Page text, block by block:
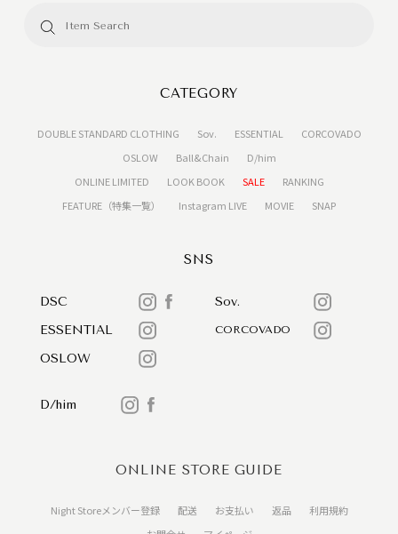
CATEGORY
DOUBLE STANDARD CLOTHING Sov. ESSENTIAL
CORCOVADO
OSLOW
Ball&Chain
D/him
ONLINE LIMITED
LOOK BOOK SALE
RANKING
FEATURE（特集一覧）
Instagram LIVE MOVIE SNAP
SNS
DSC
Sov.
ESSENTIAL
CORCOVADO
OSLOW
D/him
ONLINE STORE GUIDE
Night Storeメンバー登録 配送 お支払い 返品
利用規約